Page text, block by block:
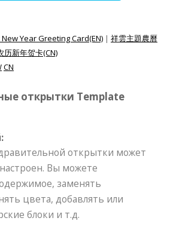
Year Greeting Card(EN) | 祥雲主題農曆
历新年贺卡(CN)
CN
открытки Template
открытки может
Вы можете
заменять
цвета, добавлять или
блоки и т.д.